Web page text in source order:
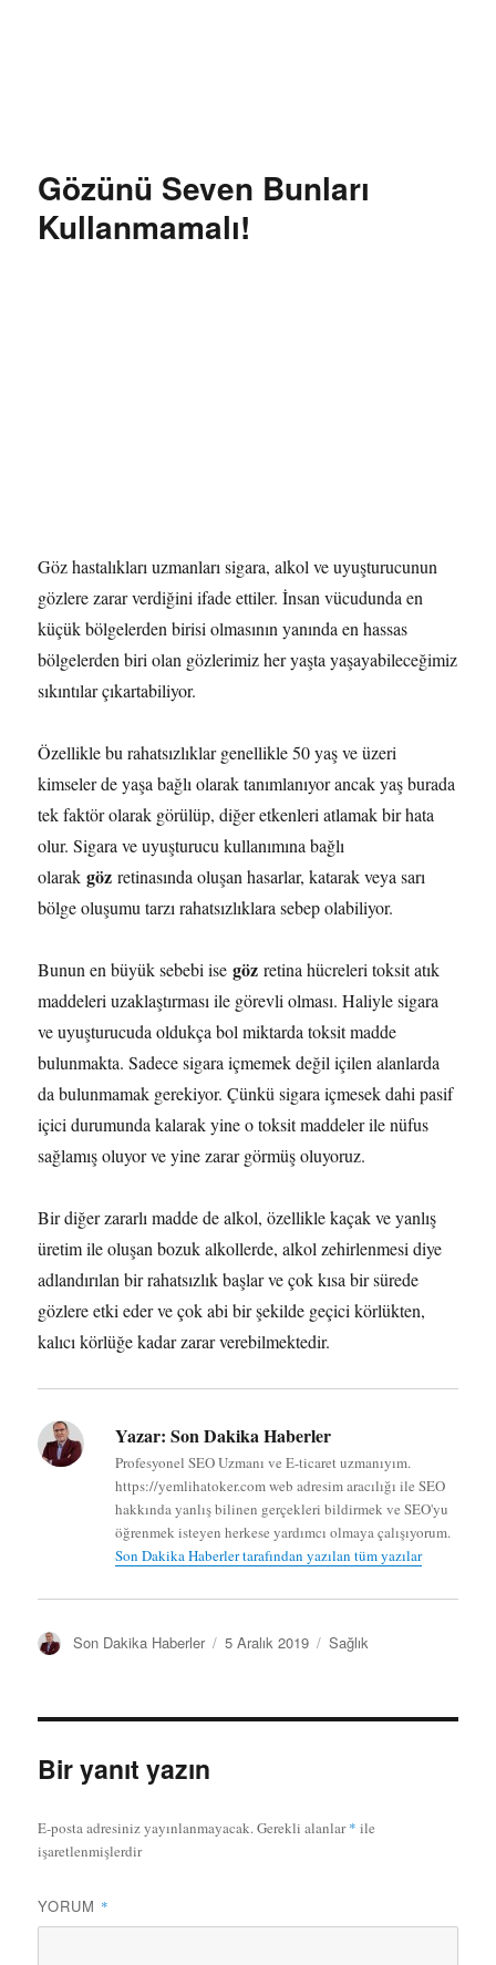
Gözünü Seven Bunları
Kullanmamalı!
Göz hastalıkları uzmanları sigara, alkol ve uyuşturucunun
gözlere zarar verdiğini ifade ettiler. İnsan vücudunda en
küçük bölgelerden birisi olmasının yanında en hassas
bölgelerden biri olan gözlerimiz her yaşta yaşayabileceğimiz
sıkıntılar çıkartabiliyor.
Özellikle bu rahatsızlıklar genellikle 50 yaş ve üzeri
kimseler de yaşa bağlı olarak tanımlanıyor ancak yaş burada
tek faktör olarak görülüp, diğer etkenleri atlamak bir hata
olur. Sigara ve uyuşturucu kullanımına bağlı
olarakgözretinasında oluşan hasarlar, katarak veya sarı
bölge oluşumu tarzı rahatsızlıklara sebep olabiliyor.
Bunun en büyük sebebi isegözretina hücreleri toksit atık
maddeleri uzaklaştırması ile görevli olması. Haliyle sigara
ve uyuşturucuda oldukça bol miktarda toksit madde
bulunmakta. Sadece sigara içmemek değil içilen alanlarda
da bulunmamak gerekiyor. Çünkü sigara içmesek dahi pasif
içici durumunda kalarak yine o toksit maddeler ile nüfus
sağlamış oluyor ve yine zarar görmüş oluyoruz.
Bir diğer zararlı madde de alkol, özellikle kaçak ve yanlış
üretim ile oluşan bozuk alkollerde, alkol zehirlenmesi diye
adlandırılan bir rahatsızlık başlar ve çok kısa bir sürede
gözlere etki eder ve çok abi bir şekilde geçici körlükten,
kalıcı körlüğe kadar zarar verebilmektedir.
Yazar: Son Dakika Haberler
Profesyonel SEO Uzmanı ve E-ticaret uzmanıyım.
https://yemlihatoker.com web adresim aracılığı ile SEO
hakkında yanlış bilinen gerçekleri bildirmek ve SEO'yu
öğrenmek isteyen herkese yardımcı olmaya çalışıyorum.
Son Dakika Haberler tarafından yazılan tüm yazılar
YSon Dakika Haberler
Y
i
5 Aralık 2019
K
l
Sağlık
Bir yanıt yazın
E-posta adresiniz yayınlanmayacak.Gerekli alanlar* ile
işaretlenmişlerdir
YORUM *